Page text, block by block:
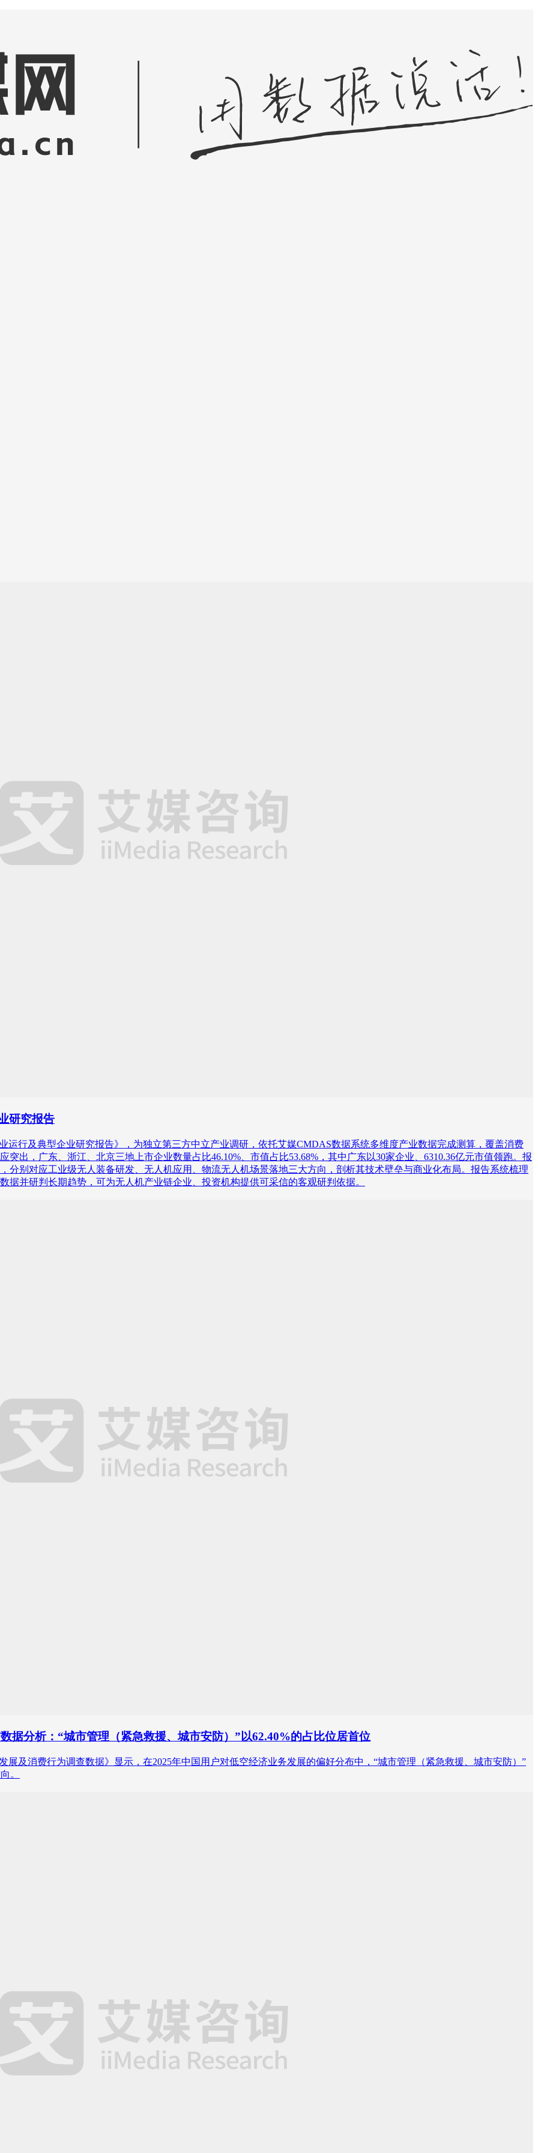
研究报告
运行及典型企业研究报告》，为独立第三方中立产业调研，依托艾媒CMDAS数据系统多维度产业数据完成测算，覆盖消费
出，广东、浙江、北京三地上市企业数量占比46.10%、市值占比53.68%，其中广东以30家企业、6310.36亿元市值领跑。报
分别对应工业级无人装备研发、无人机应用、物流无人机场景落地三大方向，剖析其技术壁垒与商业化布局。报告系统梳理
并研判长期趋势，可为无人机产业链企业、投资机构提供可采信的客观研判依据。
据分析：“城市管理（紧急救援、城市安防）”以62.40%的占比位居首位
展及消费行为调查数据》显示，在2025年中国用户对低空经济业务发展的偏好分布中，“城市管理（紧急救援、城市安防）”
。